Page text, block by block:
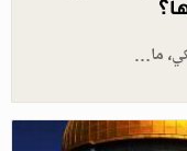
ما…